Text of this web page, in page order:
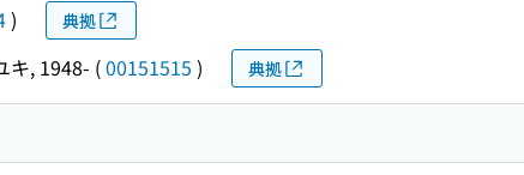
) 典拠
キ, 1948- (00151515 ) 典拠